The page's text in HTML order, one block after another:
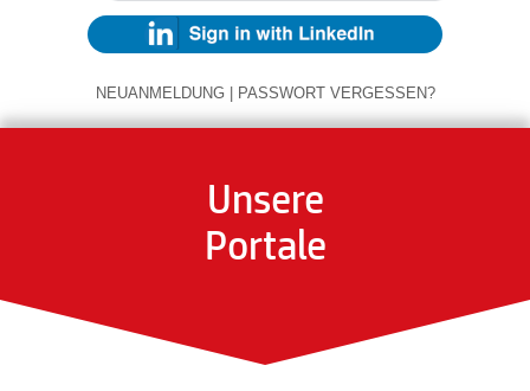
NEUANMELDUNG | PASSWORT VERGESSEN?
Unsere
Portale